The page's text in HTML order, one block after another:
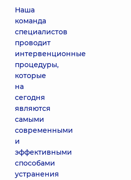
Наша
команда
специалистов
проводит
интервенционные
процедуры,
которые
на
сегодня
являются
самыми
современными
и
эффективными
способами
устранения